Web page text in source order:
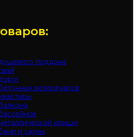
поддона
резервуаров
крыши
и сауны